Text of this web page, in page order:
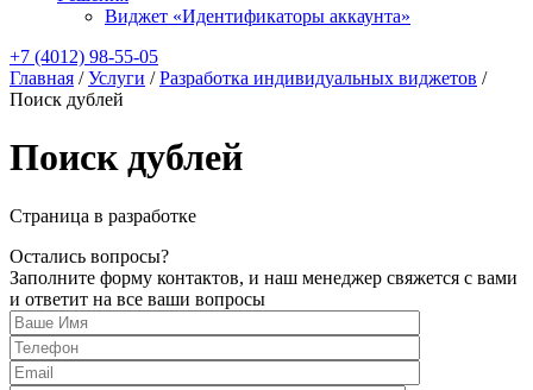
Виджет «Идентификаторы аккаунта»
+7 (4012) 98-55-05
Главная / Услуги / Разработка индивидуальных виджетов /
Поиск дублей
Поиск дублей
Страница в разработке
Остались вопросы?
Заполните форму контактов, и наш менеджер свяжется с вами
и ответит на все ваши вопросы